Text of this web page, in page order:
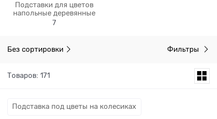
Подставки для цветов
напольные деревянные
7
Без сортировки Фильтры
Товаров: 171
Подставка под цветы на колесиках